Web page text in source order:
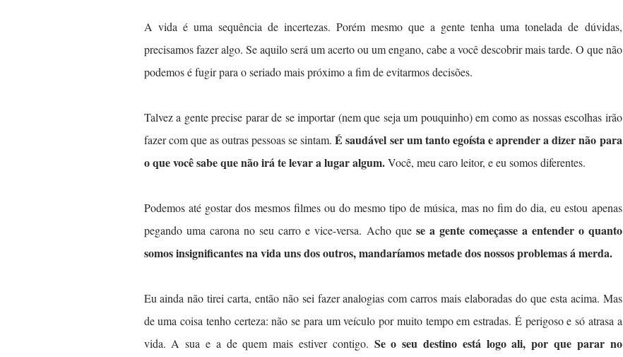
A vida é uma sequência de incertezas. Porém mesmo que a gente tenha uma tonelada de dúvidas,
precisamos fazer algo. Se aquilo será um acerto ou um engano, cabe a você descobrir mais tarde. O que não
podemos é fugir para o seriado mais próximo a fim de evitarmos decisões.
Talvez a gente precise parar de se importar (nem que seja um pouquinho) em como as nossas escolhas irão
fazer com que as outras pessoas se sintam.É saudável ser um tanto egoísta e aprender a dizer não para
o que você sabe que não irá te levar a lugar algum.Você, meu caro leitor, e eu somos diferentes.
Podemos até gostar dos mesmos filmes ou do mesmo tipo de música, mas no fim do dia, eu estou apenas
pegando uma carona no seu carro e vice-versa. Acho que se a gente começasse a entender o quanto
somos insignificantes na vida uns dos outros, mandaríamos metade dos nossos problemas á merda.
Eu ainda não tirei carta, então não sei fazer analogias com carros mais elaboradas do que esta acima. Mas
de uma coisa tenho certeza: não se para um veículo por muito tempo em estradas. É perigoso e só atrasa a
vida. A sua e a de quem mais estiver contigo. Se o seu destino está logo ali, por que parar no